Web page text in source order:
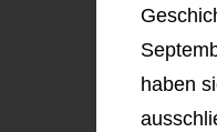
haben